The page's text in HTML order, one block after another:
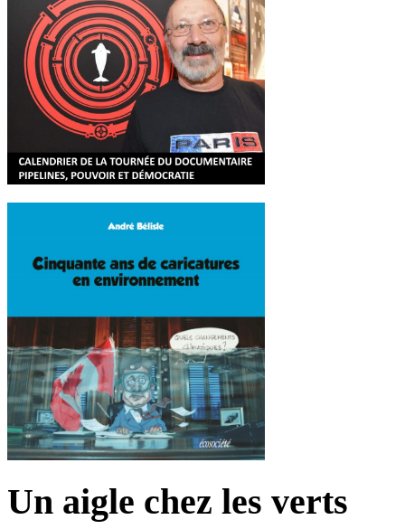
Un aigle chez les verts